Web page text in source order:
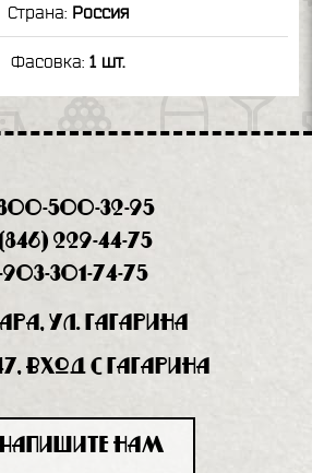
Страна: Россия
Фасовка: 1 шт.
500-32-95
229-44-75
903-301-74-75
ул. Гагарина
вход с Гагарина
нам